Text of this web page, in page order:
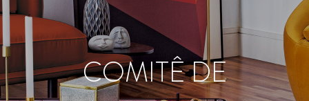
COMITÊ DE